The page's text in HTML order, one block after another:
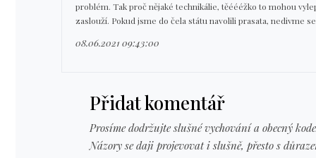
problém. Tak proč nějaké technikálie, těéééžko to mohou
zaslouží. Pokud jsme do čela státu navolili prasata, nedivme
08.06.2021 09:43:00
Přidat komentář
Prosíme dodržujte slušné vychování a obecný
Názory se daji projevovat i slušně, přesto s